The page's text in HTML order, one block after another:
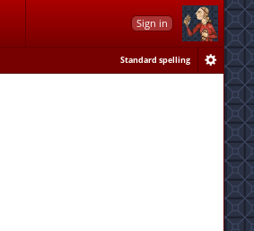
Sign in
Standard spelling